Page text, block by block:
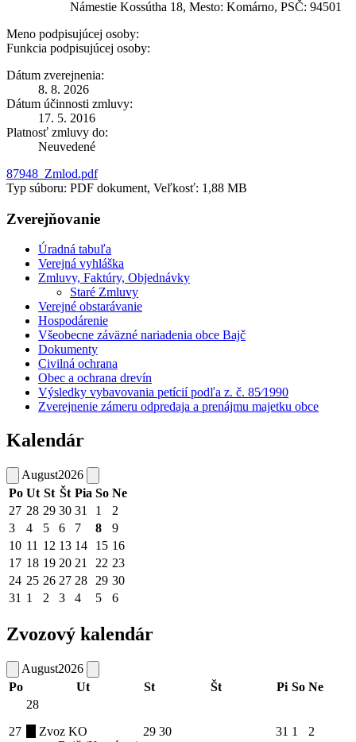
Námestie Kossútha 18, Mesto: Komárno, PSČ: 94501
Meno podpisujúcej osoby:
Funkcia podpisujúcej osoby:
Dátum zverejnenia:
8. 8. 2026
Dátum účinnosti zmluvy:
17. 5. 2016
Platnosť zmluvy do:
Neuvedené
87948_Zmlod.pdf
Typ súboru: PDF dokument, Veľkosť: 1,88 MB
Zverejňovanie
Úradná tabuľa
Verejná vyhláška
Zmluvy, Faktúry, Objednávky
Staré Zmluvy
Verejné obstarávanie
Hospodárenie
Všeobecne záväzné nariadenia obce Bajč
Dokumenty
Civilná ochrana
Obec a ochrana drevín
Výsledky vybavovania petícií podľa z. č. 85⁄1990
Zverejnenie zámeru odpredaja a prenájmu majetku obce
Kalendár
August2026
Po Ut St Št Pia So Ne
27 28 29 30 31 1
2
3
4 5 6 7 8
9
10 11 12 13 14 15 16
17 18 19 20 21 22 23
24 25 26 27 28 29 30
31 1 2 3 4 5 6
Zvozový kalendár
August2026
Po
Ut St Št Pi So Ne
27
28
Zvoz KO
29 30 31 1 2